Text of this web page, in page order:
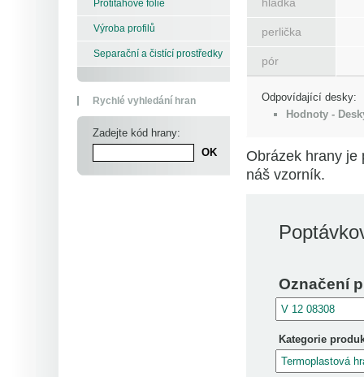
Protitahové fólie
Výroba profilů
Separační a čistící prostředky
Rychlé vyhledání hran
Zadejte kód hrany:
perlička
pór
Odpovídající desky:
Hodnoty -
Obrázek hrany je
náš vzorník.
Označení
Kategorie